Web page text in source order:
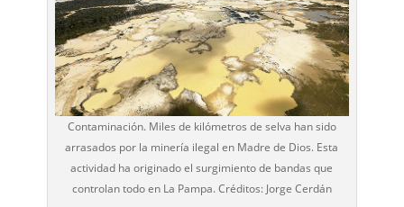
Contaminación. Miles de kilómetros de selva han sido
arrasados por la minería ilegal en Madre de Dios. Esta
actividad ha originado el surgimiento de bandas que
controlan todo en La Pampa. Créditos: Jorge Cerdán